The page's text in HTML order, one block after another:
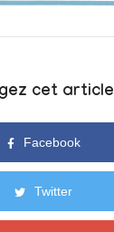
cet article
Facebook
Twitter